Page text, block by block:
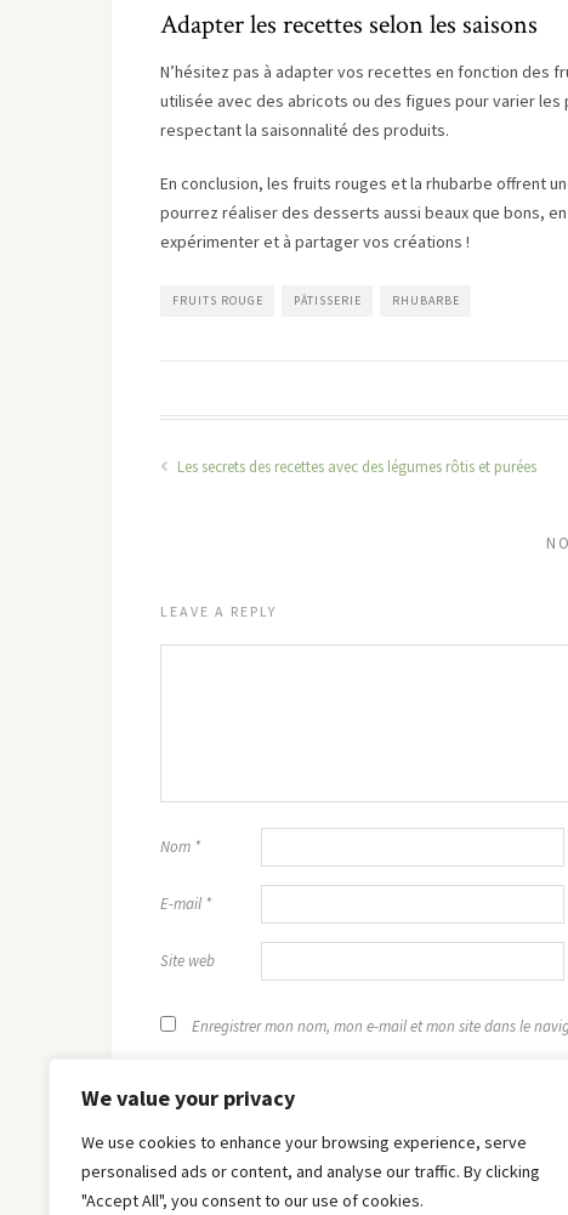
We value your privacy
We use cookies to enhance your browsing experience, serve
personalised ads or content, and analyse our traffic. By clicking
"Accept All", you consent to our use of cookies.
Adapter les recettes selon les saisons
N’hésitez pas à adapter vos recettes en fonction des
utilisée avec des abricots ou des figues pour varier
respectant la saisonnalité des produits.
En conclusion, les fruits rouges et la rhubarbe offrent
pourrez réaliser des desserts aussi beaux que bons,
expérimenter et à partager vos créations !
FRUITS ROUGE PÂTISSERIE RHUBARBE
Les secrets des recettes avec des légumes rôtis et purées
LEAVE A REPLY
Nom *
E-mail *
Site web
Enregistrer mon nom, mon e-mail et mon site dans le